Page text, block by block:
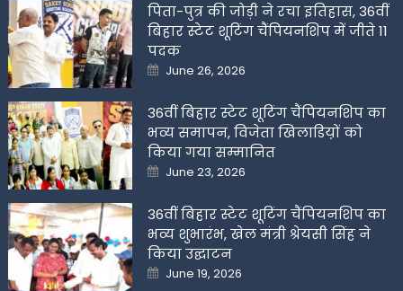
पिता-पुत्र की जोड़ी ने रचा इतिहास, 36वीं
बिहार स्टेट शूटिंग चैंपियनशिप में जीते 11
पदक
Posted
on
June 26, 2026
36वीं बिहार स्टेट शूटिंग चैंपियनशिप का
भव्य समापन, विजेता खिलाडिय़ों को
किया गया सम्मानित
Posted
on
June 23, 2026
36वीं बिहार स्टेट शूटिंग चैंपियनशिप का
भव्य शुभारंभ, खेल मंत्री श्रेयसी सिंह ने
किया उद्घाटन
Posted
on
June 19, 2026